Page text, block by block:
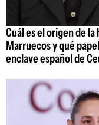
Cuál es el origen de la
Marruecos y qué
enclave español de